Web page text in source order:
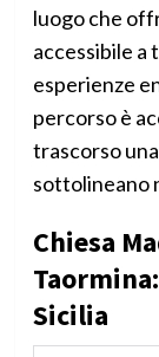
luogo che
accessibile a
esperienze
percorso è
trascorso
sottolineano
Chiesa
Sicilia